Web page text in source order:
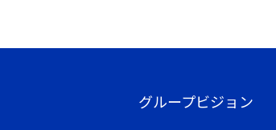
グループビジョン